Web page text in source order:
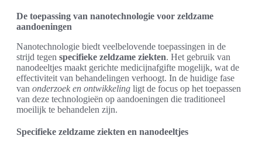
De toepassing van nanotechnologie voor zeldzame
aandoeningen
Nanotechnologie biedt veelbelovende toepassingen in de
strijd tegen specifieke zeldzame ziekten. Het gebruik van
nanodeeltjes maakt gerichte medicijnafgifte mogelijk, wat de
effectiviteit van behandelingen verhoogt. In de huidige fase
van onderzoek en ontwikkeling ligt de focus op het toepassen
van deze technologieën op aandoeningen die traditioneel
moeilijk te behandelen zijn.
Specifieke zeldzame ziekten en nanodeeltjes